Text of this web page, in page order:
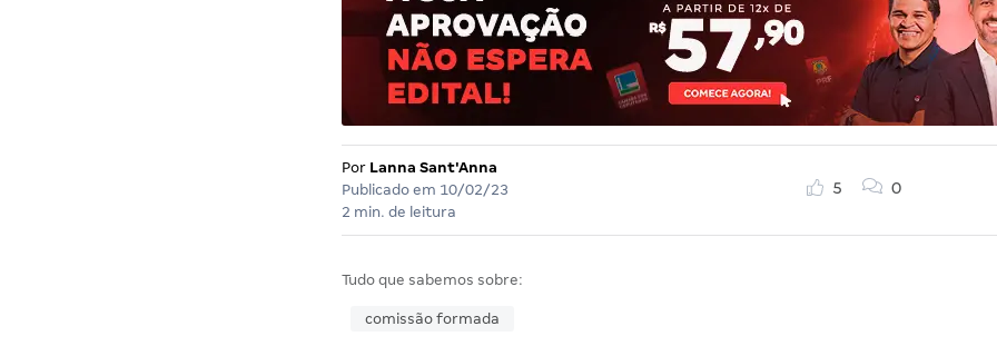
Por Lanna Sant'Anna
Publicado em 10/02/23
2 min. de leitura
5 0
Tudo que sabemos sobre:
comissão formada